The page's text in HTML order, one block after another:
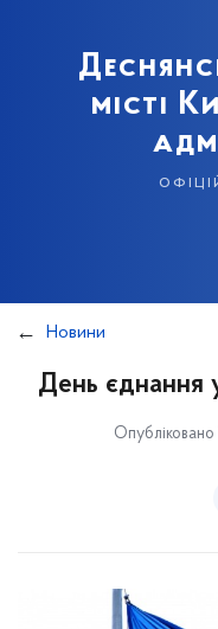
місті
Новини
День єднання